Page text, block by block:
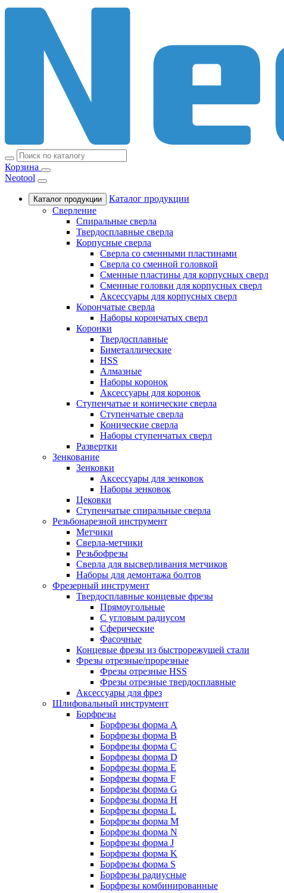
Корзина
Neotool
Каталог продукции
Каталог продукции
Сверление
Спиральные сверла
Твердосплавные сверла
Корпусные сверла
Сверла со сменными пластинами
Сверла со сменной головкой
Сменные пластины для корпусных сверл
Сменные головки для корпусных сверл
Аксессуары для корпусных сверл
Корончатые сверла
Наборы корончатых сверл
Коронки
Твердосплавные
Биметаллические
HSS
Алмазные
Наборы коронок
Аксессуары для коронок
Ступенчатые и конические сверла
Ступенчатые сверла
Конические сверла
Наборы ступенчатых сверл
Развертки
Зенкование
Зенковки
Аксессуары для зенковок
Наборы зенковок
Цековки
Ступенчатые спиральные сверла
Резьбонарезной инструмент
Метчики
Сверла-метчики
Резьбофрезы
Сверла для высверливания метчиков
Наборы для демонтажа болтов
Фрезерный инструмент
Твердосплавные концевые фрезы
Прямоугольные
С угловым радиусом
Сферические
Фасочные
Концевые фрезы из быстрорежущей стали
Фрезы отрезные/прорезные
Фрезы отрезные HSS
Фрезы отрезные твердосплавные
Аксессуары для фрез
Шлифовальный инструмент
Борфрезы
Борфрезы форма A
Борфрезы форма B
Борфрезы форма C
Борфрезы форма D
Борфрезы форма E
Борфрезы форма F
Борфрезы форма G
Борфрезы форма H
Борфрезы форма L
Борфрезы форма M
Борфрезы форма N
Борфрезы форма J
Борфрезы форма K
Борфрезы форма S
Борфрезы радиусные
Борфрезы комбинированные